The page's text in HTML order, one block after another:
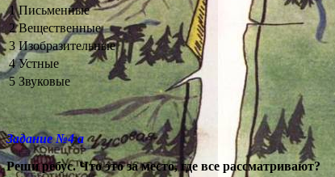
1 Письменные
2 Вещественные
3 Изобразительные
4 Устные
5 Звуковые
Задание №4 а
Реши ребус. Что это за место, где все рассматривают?